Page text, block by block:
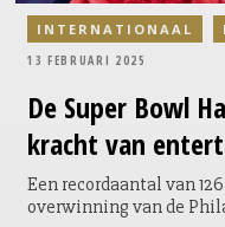
De Super Bowl
kracht van
Een recordaantal van
overwinning van de
INTERNATIONAAL
13 FEBRUARI 2025